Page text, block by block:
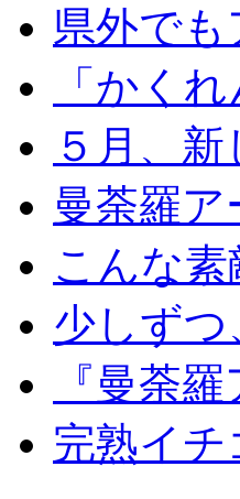
県外で
「かく
５月、
曼荼羅
こんな
少しず
『曼荼
完熟イ